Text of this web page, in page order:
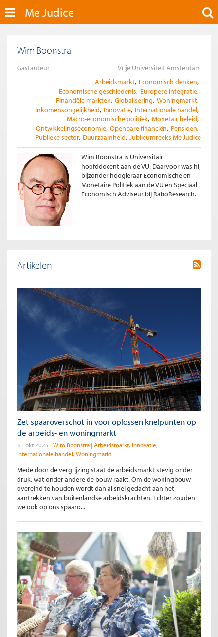
Me Judice
Wim Boonstra
Gastauteur
Vrije Universiteit Amsterdam
Arbeidsmarkt Economisch denken
Economische geschiedenis Europese integratie
Financiële markten Globalisering Woningmarkt
Inkomensongelijkheid Innovatie Internationale handel
Macro-economische politiek Monetair beleid
Ontwikkelingseconomie Openbare financiën Pensioen
Publieke sector Duurzaamheid Jubileumreeks Me Judice
Wim Boonstra is Universitair
hoofddocent aan de VU. Daarvoor was hij
bijzonder hoogleraar Economische en
Monetaire Politiek aan de VU en Speciaal
Economisch Adviseur bij RaboResearch.
Artikelen
Zet spaaroverschot in voor oplossen knelpunten op
de arbeids- en woningmarkt
31 okt 2025 Wim Boonstra Arbeidsmarkt Innovatie
Internationale handel Woningmarkt
Mede door de vergrijzing staat de arbeidsmarkt stevig onder
druk, wat onder andere de bouw raakt. Om de woningbouw
overeind te houden wordt dan al snel gedacht aan het
aantrekken van buitenlandse arbeidskrachten. Echter zouden
we ook op ons spaaro...